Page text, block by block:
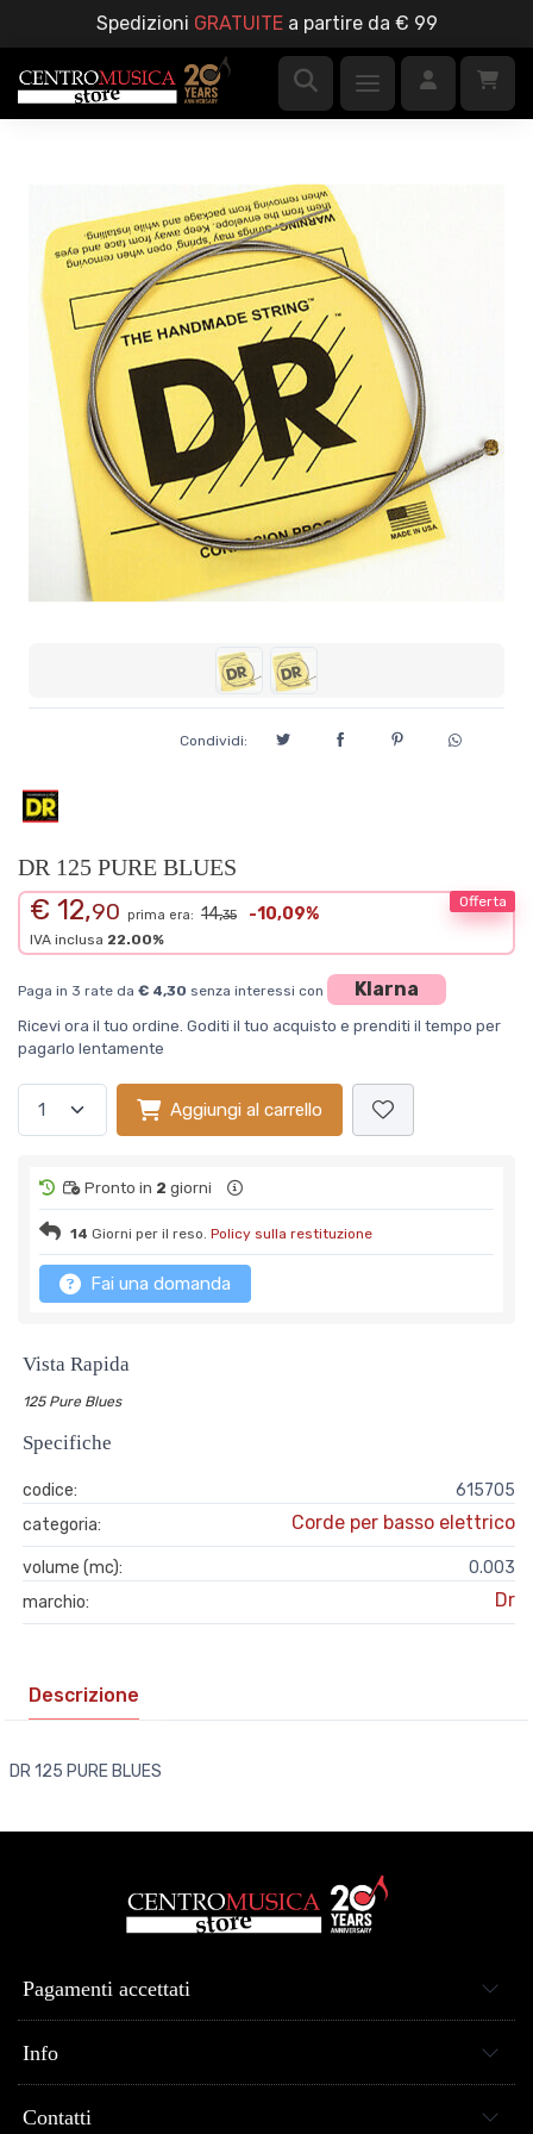
Spedizioni GRATUITEa partire da € 99
Condividi:
DR 125 PURE BLUES
Offerta
€ 12,90 prima era: 14,35 -10,09%
IVA inclusa 22.00%
Paga in 3 rate da € 4,30 senza interessi con Klarna
Ricevi ora il tuo ordine. Goditi il tuo acquisto e prenditi il tempo per
pagarlo lentamente
Aggiungi al carrello
Pronto in 2 giorni
14 Giorni per il reso. Policy sulla restituzione
Fai una domanda
Vista Rapida
125 Pure Blues
Specifiche
codice:
615705
categoria:
Corde per basso elettrico
volume (mc):
0.003
marchio:
Dr
Descrizione
DR 125 PURE BLUES
Pagamenti accettati
Info
Contatti